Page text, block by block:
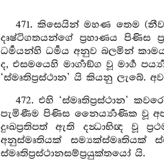
471. කිසෙයින් මහණ තෙම
දෘෂ්ටිගතයන්ගේ ප්‍රහාණය පිණිස
ධර්‍මයන්හි ධර්‍මය අනුව බලමින්
ද, එසමයෙහි මාර්‍ගාඞ්ග වූ මාර්‍ග
‘ස්මෘතිප්‍රස්ථාන’ යි කියනු ලැබේ.
472. එහි ‘ස්මෘතිප්‍රස්ථාන’
පැමිණීම පිණිස නෛර්‍ය්‍යාණික වූ
දුඃඛප්‍රතිපත් ඇති දන්‍ධාභිඥ වූ
අනුස්මෘතියක් සම්‍යක්ස්මෘතියක්
ස්මෘතිප්‍රස්ථානසම්ප්‍රයුක්තයෝ යි.